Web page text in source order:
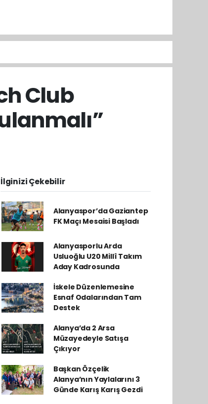
Club
İlginizi Çekebilir
Alanyaspor’da Gaziantep
FK Maçı Mesaisi Başladı
Alanyasporlu Arda
Usluoğlu U20 Millî Takım
Aday Kadrosunda
İskele Düzenlemesine
Esnaf Odalarından Tam
Destek
Alanya’da 2 Arsa
Müzayedeyle Satışa
Çıkıyor
Başkan Özçelik
Alanya’nın Yaylalarını 3
Günde Karış Karış Gezdi